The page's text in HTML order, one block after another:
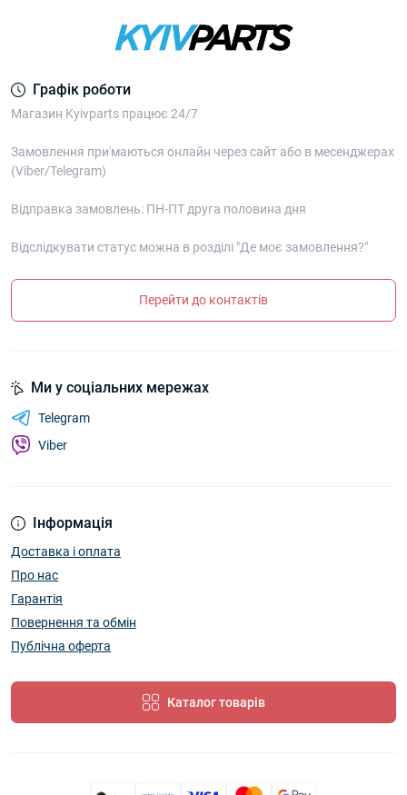
Графік роботи
Магазин Kyivparts працює 24/7
Замовлення при'маються онлайн через сайт або в месенджерах
(Viber/Telegram)
Відправка замовлень: ПН-ПТ друга половина дня
Відслідкувати статус можна в розділі "Де моє замовлення?"
Перейти до контактів
Інформація
Доставка і оплата
Про нас
Гарантія
Повернення та обмін
Публічна оферта
Каталог товарів
Ми у соціальних мережах
Telegram
Viber